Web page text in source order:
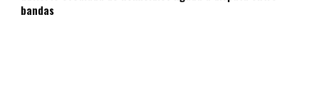
bandas